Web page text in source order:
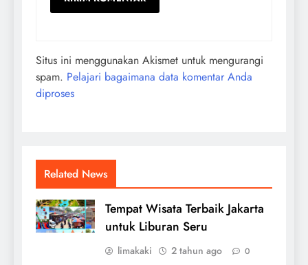
Situs ini menggunakan Akismet untuk mengurangi
spam. Pelajari bagaimana data komentar Anda
diproses
Related News
Tempat Wisata Terbaik Jakarta
untuk Liburan Seru
limakaki 2 tahun ago 0